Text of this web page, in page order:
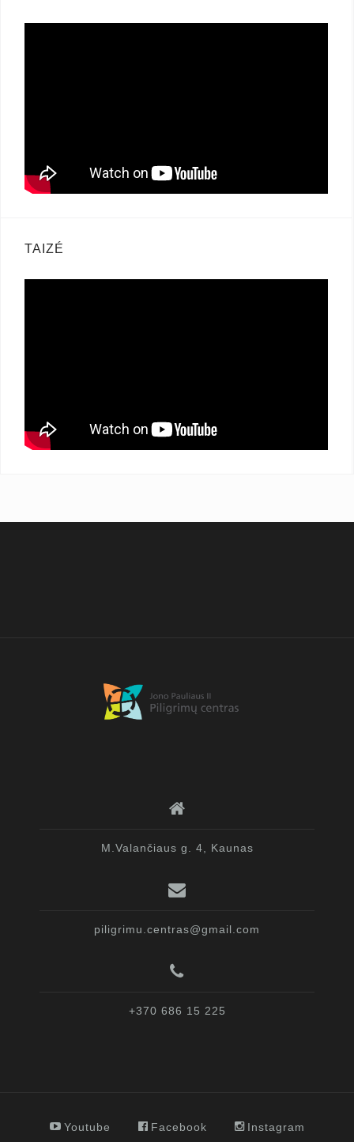
TAIZÉ
M.Valančiaus g. 4, Kaunas
piligrimu.centras@gmail.com
+370 686 15 225
Youtube Facebook Instagram